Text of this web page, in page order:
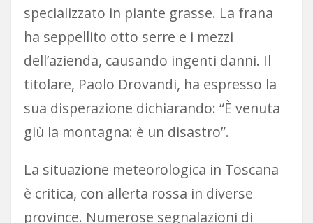
specializzato in piante grasse. La frana
ha seppellito otto serre e i mezzi
dell’azienda, causando ingenti danni. Il
titolare, Paolo Drovandi, ha espresso la
sua disperazione dichiarando: “È venuta
giù la montagna: è un disastro”.
La situazione meteorologica in Toscana
è critica, con allerta rossa in diverse
province. Numerose segnalazioni di